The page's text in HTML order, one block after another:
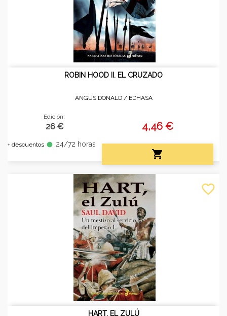
ROBIN HOOD II. EL CRUZADO
ANGUS DONALD / EDHASA
Edición:
26 €
+ descuentos fiber_manual_record 24/72 horas
4,46 €

HART, EL ZULÚ
favorite_border